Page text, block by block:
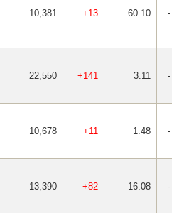
10,381 +13 60.10 -
22,550 +141 3.11 -
10,678 +11 1.48 -
13,390 +82 16.08 -